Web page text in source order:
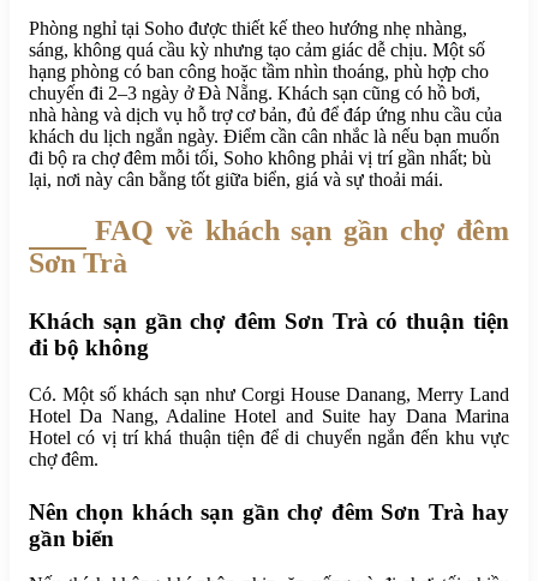
Phòng nghỉ tại Soho được thiết kế theo hướng nhẹ nhàng,
sáng, không quá cầu kỳ nhưng tạo cảm giác dễ chịu. Một số
hạng phòng có ban công hoặc tầm nhìn thoáng, phù hợp cho
chuyến đi 2–3 ngày ở Đà Nẵng. Khách sạn cũng có hồ bơi,
nhà hàng và dịch vụ hỗ trợ cơ bản, đủ để đáp ứng nhu cầu của
khách du lịch ngắn ngày. Điểm cần cân nhắc là nếu bạn muốn
đi bộ ra chợ đêm mỗi tối, Soho không phải vị trí gần nhất; bù
lại, nơi này cân bằng tốt giữa biển, giá và sự thoải mái.
FAQ về khách sạn gần chợ đêm
Sơn Trà
Khách sạn gần chợ đêm Sơn Trà có thuận tiện
đi bộ không
Có. Một số khách sạn như Corgi House Danang, Merry Land
Hotel Da Nang, Adaline Hotel and Suite hay Dana Marina
Hotel có vị trí khá thuận tiện để di chuyển ngắn đến khu vực
chợ đêm.
Nên chọn khách sạn gần chợ đêm Sơn Trà hay
gần biển